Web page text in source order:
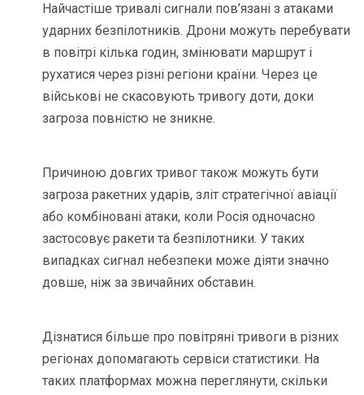
Найчастіше тривалі сигнали пов’язані з атаками
ударних безпілотників. Дрони можуть перебувати
в повітрі кілька годин, змінювати маршрут і
рухатися через різні регіони країни. Через це
військові не скасовують тривогу доти, доки
загроза повністю не зникне.
Причиною довгих тривог також можуть бути
загроза ракетних ударів, зліт стратегічної авіації
або комбіновані атаки, коли Росія одночасно
застосовує ракети та безпілотники. У таких
випадках сигнал небезпеки може діяти значно
довше, ніж за звичайних обставин.
Дізнатися більше про повітряні тривоги в різних
регіонах допомагають сервіси статистики. На
таких платформах можна переглянути, скільки